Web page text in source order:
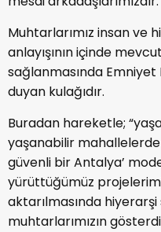
Muhtarlarımız insan ve
anlayışının içinde
sağlanmasında
duyan kulağıdır.
Buradan hareketle;
yaşanabilir
güvenli bir Antalya’
yürüttüğümüz
aktarılmasında hiyerarşi
muhtarlarımızın